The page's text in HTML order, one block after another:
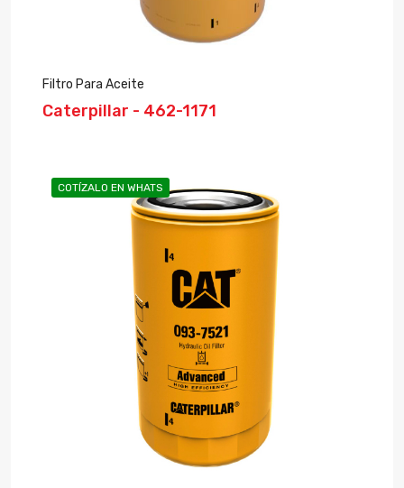
Filtro Para Aceite
Caterpillar - 462-1171
COTÍZALO EN WHATS